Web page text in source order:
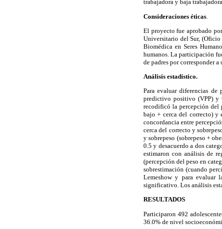
trabajadora y baja
Consideraciones éticas
El proyecto fue aprobado
Universitario del Sur, (Oficio
Biomédica en Seres
humanos. La participación
de padres por corresponder
Análisis estadístico.
Para evaluar diferencias
predictivo positivo (VPP) y
recodificó la percepción del
bajo + cerca del correcto) y
concordancia entre
cerca del correcto y
y sobrepeso (sobrepeso +
0.5 y desacuerdo a dos
estimaron con análisis de
(percepción del peso en
sobrestimación (cuando
Lemeshow y para evaluar
significativo. Los análisis
RESULTADOS
Participaron 492
36.0% de nivel